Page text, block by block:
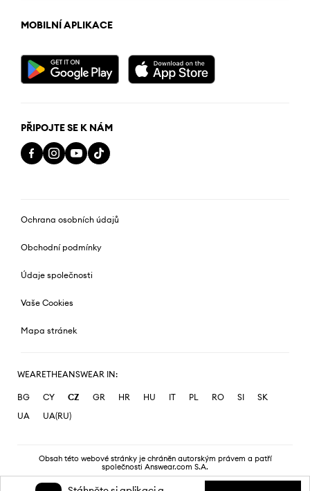
MOBILNÍ APLIKACE
PŘIPOJTE SE K NÁM
Ochrana osobních údajů
Obchodní podmínky
Údaje společnosti
Vaše Cookies
Mapa stránek
WEARETHEANSWEAR IN:
BG CY CZ GR HR HU IT PL RO SI
SK
UA
UA(RU)
Obsah této webové stránky je chráněn autorským právem a patří
společnosti Answear.com S.A.